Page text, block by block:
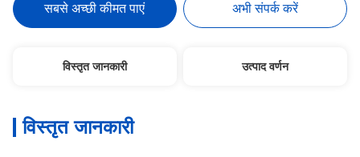
सबसे अच्छी कीमत पाएं अभी संपर्क करें
विस्तृत जानकारी उत्पाद वर्णन
विस्तृत जानकारी